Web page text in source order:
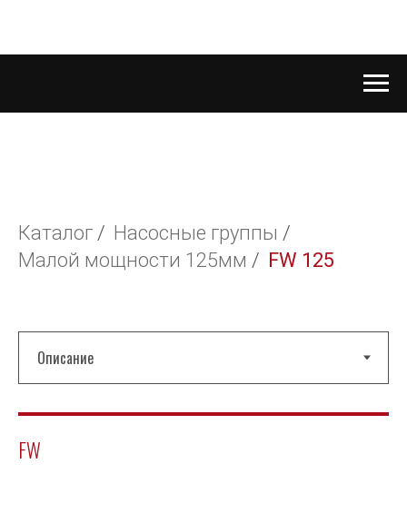
Каталог / Насосные группы /
Малой мощности 125мм / FW 125
FW